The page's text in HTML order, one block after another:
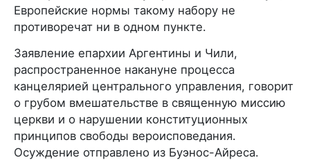
Европейские нормы такому набору не
противоречат ни в одном пункте.
Заявление епархии Аргентины и Чили,
распространенное накануне процесса
канцелярией центрального управления, говорит
о грубом вмешательстве в священную миссию
церкви и о нарушении конституционных
принципов свободы вероисповедания.
Осуждение отправлено из Буэнос-Айреса.